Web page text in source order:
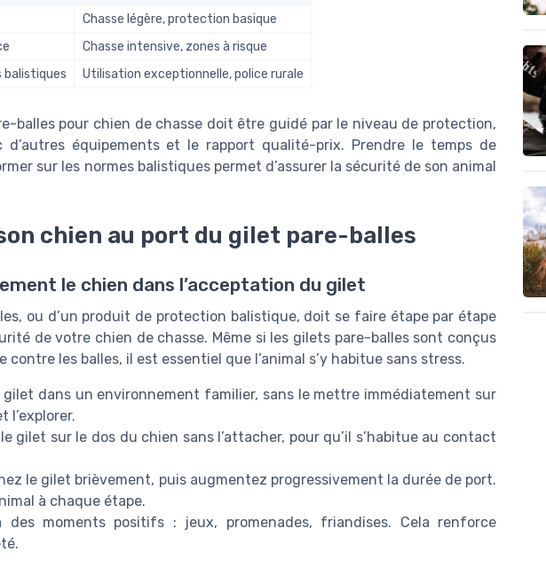
Chasse légère, protection basique
Chasse intensive, zones à risque
balistiques Utilisation exceptionnelle, police rurale
balles pour chien de chasse doit être guidé par le niveau de protection,
équipements et le rapport qualité-prix. Prendre le temps de
sur les normes balistiques permet d’assurer la sécurité de son animal
chien au port du gilet pare-balles
le chien dans l’acceptation du gilet
ou d’un produit de protection balistique, doit se faire étape par étape
de votre chien de chasse. Même si les gilets pare-balles sont conçus
les balles, il est essentiel que l’animal s’y habitue sans stress.
gilet dans un environnement familier, sans le mettre immédiatement sur
l’explorer.
gilet sur le dos du chien sans l’attacher, pour qu’il s’habitue au contact
le gilet brièvement, puis augmentez progressivement la durée de port.
à chaque étape.
moments positifs : jeux, promenades, friandises. Cela renforce